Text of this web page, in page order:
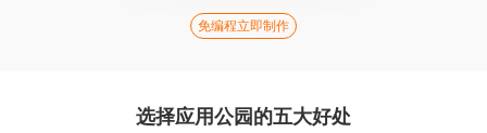
免编程立即制作
选择应用公园的五大好处